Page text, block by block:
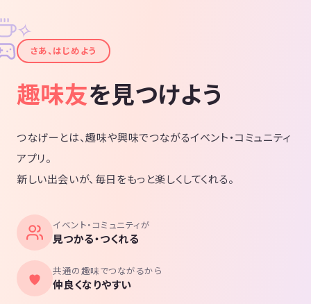
✦
✧
さあ、はじめよう
趣味友を見つけよう
つなげーとは、趣味や興味でつながるイベント・コミュニティ
アプリ。
新しい出会いが、毎日をもっと楽しくしてくれる。
イベント・コミュニティが
見つかる・つくれる
共通の趣味でつながるから
仲良くなりやすい